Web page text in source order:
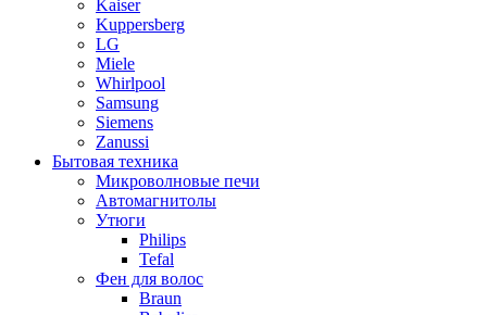
Kaiser
Kuppersberg
LG
Miele
Whirlpool
Samsung
Siemens
Zanussi
Бытовая техника
Микроволновые печи
Автомагнитолы
Утюги
Philips
Tefal
Фен для волос
Braun